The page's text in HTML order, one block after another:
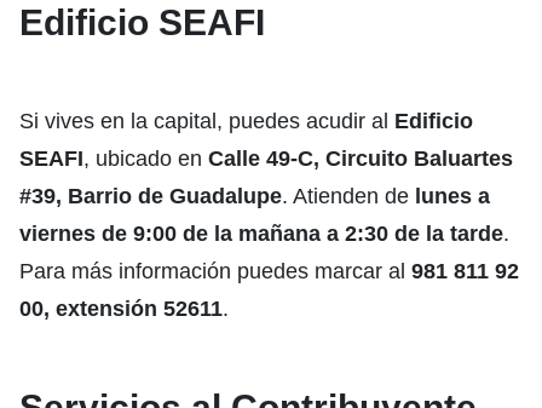
Edificio SEAFI
Si vives en la capital, puedes acudir al Edificio
SEAFI, ubicado en Calle 49-C, Circuito Baluartes
#39, Barrio de Guadalupe. Atienden de lunes a
viernes de 9:00 de la mañana a 2:30 de la tarde.
Para más información puedes marcar al 981 811 92
00, extensión 52611.